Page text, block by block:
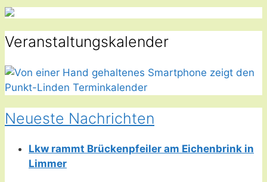
Veranstaltungskalender
Neueste Nachrichten
Lkw rammt Brückenpfeiler am Eichenbrink in
Limmer